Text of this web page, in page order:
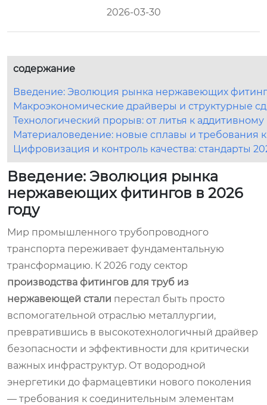
2026-03-30
содержание
Введение: Эволюция рынка нержавеющих
Макроэкономические драйверы и структурные
Технологический прорыв: от литья к
Материаловедение: новые сплавы и требования к
Цифровизация и контроль качества: стандарты
Введение: Эволюция рынка
нержавеющих фитингов в 2026
году
Мир промышленного трубопроводного
транспорта переживает фундаментальную
трансформацию. К 2026 году сектор
производства фитингов для труб из
нержавеющей стали перестал быть просто
вспомогательной отраслью металлургии,
превратившись в высокотехнологичный драйвер
безопасности и эффективности для критически
важных инфраструктур. От водородной
энергетики до фармацевтики нового поколения
— требования к соединительным элементам